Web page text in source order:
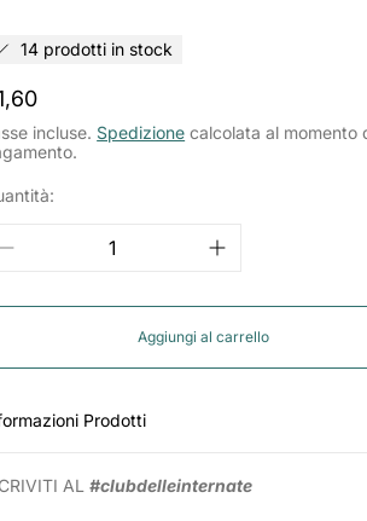
14 prodotti in stock
incluse. Spedizione calcolata al momento
Aggiungi al carrello
Prodotti
AL#clubdelleinternate